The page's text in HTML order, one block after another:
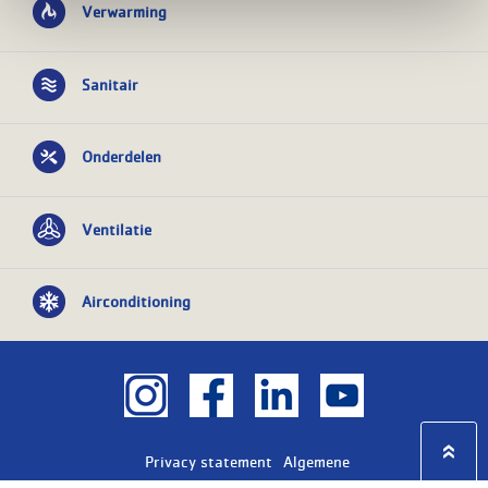
Verwarming
Sanitair
Onderdelen
Ventilatie
Airconditioning
Privacy statement
Algemene